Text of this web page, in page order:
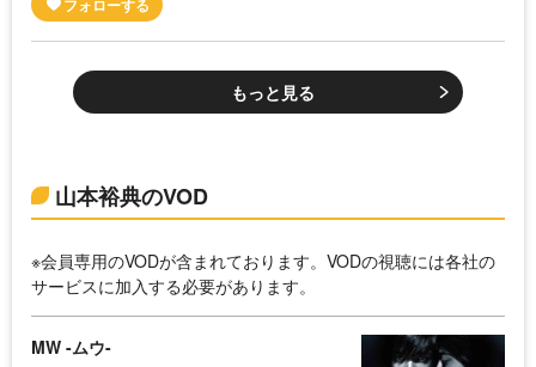
もっと見る
山本裕典のVOD
※会員専用のVODが含まれております。VODの視聴には各社の
サービスに加入する必要があります。
MW -ムウ-